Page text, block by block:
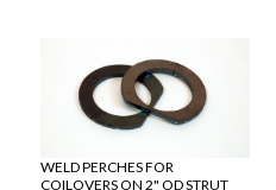
WELD PERCHES FOR
COILOVERS ON 2" OD STRUT